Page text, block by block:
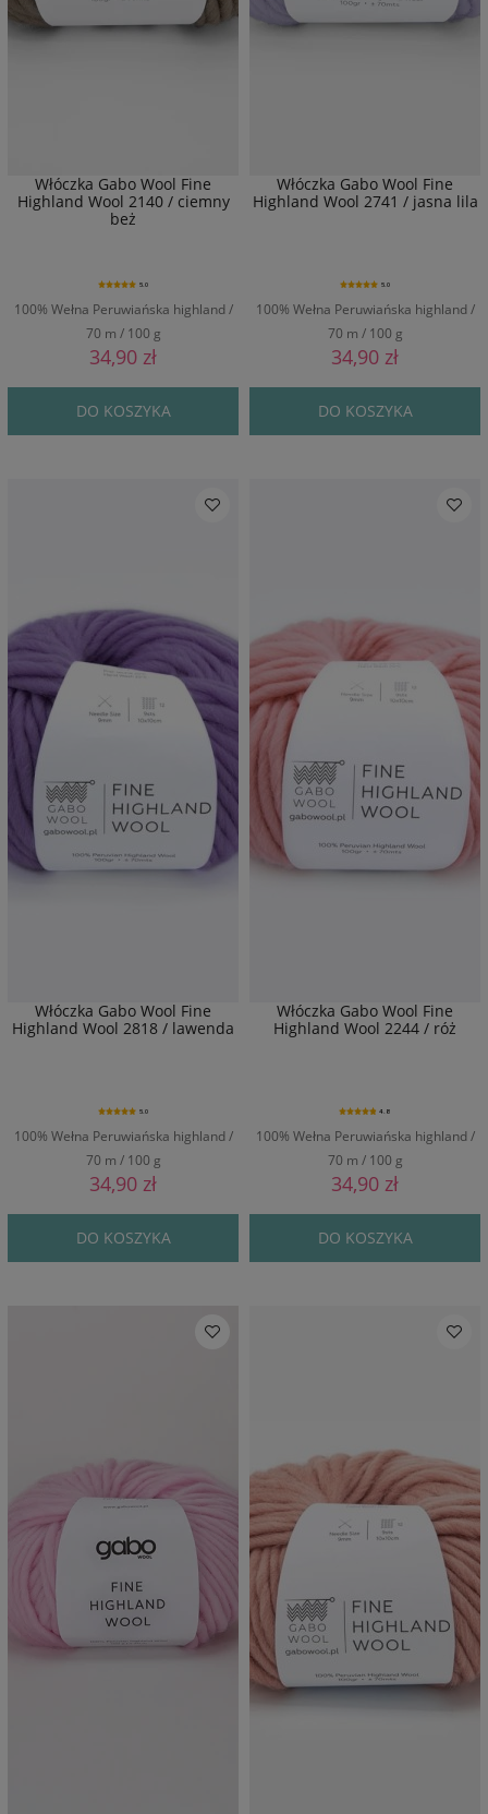
Włóczka Gabo Wool Fine
Highland Wool 2140 / ciemny
beż
100% Wełna Peruwiańska highland /
70 m / 100 g
5.0
34,90 zł
DO KOSZYKA
Włóczka Gabo Wool Fine
Highland Wool 2741 / jasna lila
100% Wełna Peruwiańska highland /
70 m / 100 g
5.0
34,90 zł
DO KOSZYKA
Włóczka Gabo Wool Fine
Highland Wool 2818 / lawenda
100% Wełna Peruwiańska highland /
70 m / 100 g
5.0
34,90 zł
DO KOSZYKA
Włóczka Gabo Wool Fine
Highland Wool 2244 / róż
100% Wełna Peruwiańska highland /
70 m / 100 g
4.8
34,90 zł
DO KOSZYKA